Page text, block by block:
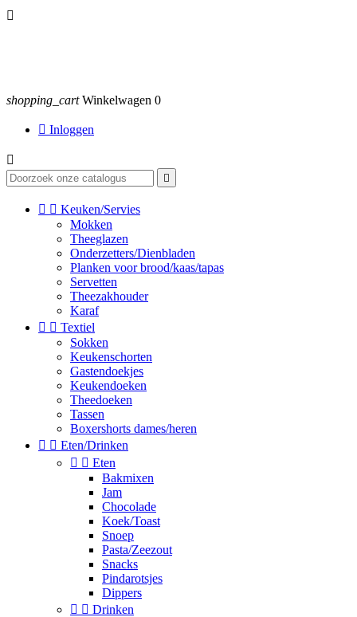

shopping_cart Winkelwagen 0
 Inloggen


  Keuken/Servies
Mokken
Theeglazen
Onderzetters/Dienbladen
Planken voor brood/kaas/tapas
Servetten
Theezakhouder
Karaf
  Textiel
Sokken
Keukenschorten
Gastendoekjes
Keukendoeken
Theedoeken
Tassen
Boxershorts dames/heren
  Eten/Drinken
  Eten
Bakmixen
Jam
Chocolade
Koek/Toast
Snoep
Pasta/Zeezout
Snacks
Pindarotsjes
Dippers
  Drinken